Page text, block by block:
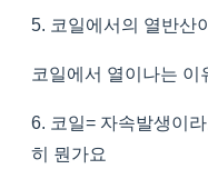
5. 코일에서의 열반산
코일에서 열이나는 이
6. 코일= 자속발생이
히 뭔가요